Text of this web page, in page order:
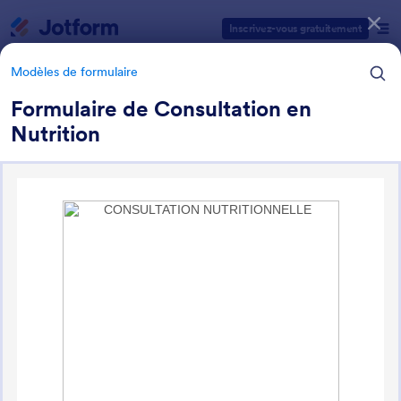
Inscrivez-vous gratuitement
Modèles de formulaire
Formulaire de Consultation en
Nutrition
Catégories des modèles de formulaires